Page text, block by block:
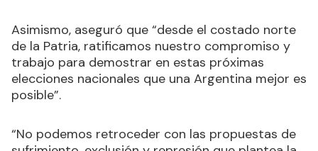
Asimismo, aseguró que “desde el costado norte
de la Patria, ratificamos nuestro compromiso y
trabajo para demostrar en estas próximas
elecciones nacionales que una Argentina mejor es
posible”.
“No podemos retroceder con las propuestas de